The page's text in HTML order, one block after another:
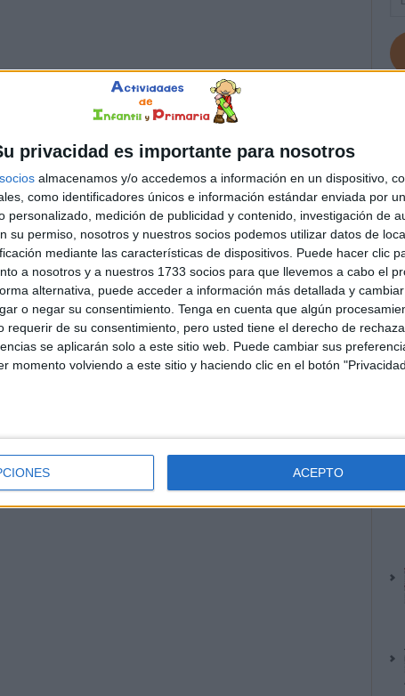
privacidad es importante para nosotros
socios almacenamos y/o accedemos a información en un dispositivo,
como identificadores únicos e información estándar enviada por
personalizado, medición de publicidad y contenido, investigación de
su permiso, nosotros y nuestros socios podemos utilizar datos de
mediante las características de dispositivos. Puede hacer clic
a nosotros y a nuestros 1733 socios para que llevemos a cabo el
alternativa, puede acceder a información más detallada y
o negar su consentimiento. Tenga en cuenta que algún
requerir de su consentimiento, pero usted tiene el derecho de
se aplicarán solo a este sitio web. Puede cambiar sus
momento volviendo a este sitio y haciendo clic en el botón
ACEPTO